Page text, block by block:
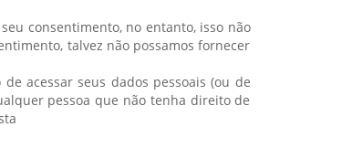
consentimento, no entanto, isso não
talvez não possamos fornecer
acessar seus dados pessoais (ou de
pessoa que não tenha direito de